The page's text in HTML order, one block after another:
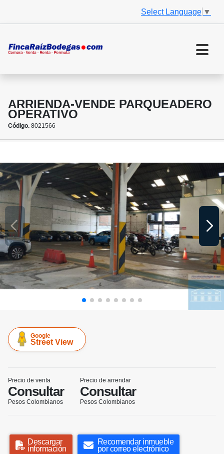
Select Language ▼
ARRIENDA-VENDE PARQUEADERO
OPERATIVO
Código. 8021566
Google
Street View
Precio de venta
Consultar
Pesos Colombianos
Precio de arrendar
Consultar
Pesos Colombianos
Descargar
información
Recomendar inmueble
por correo electrónico